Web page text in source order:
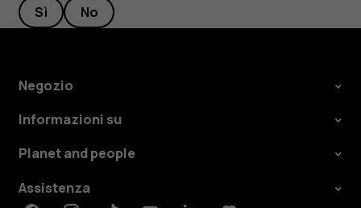
Sì No
Negozio
Informazioni su
Planet and people
Assistenza